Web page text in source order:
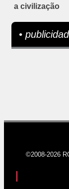
a civilização
•
©2008-2026